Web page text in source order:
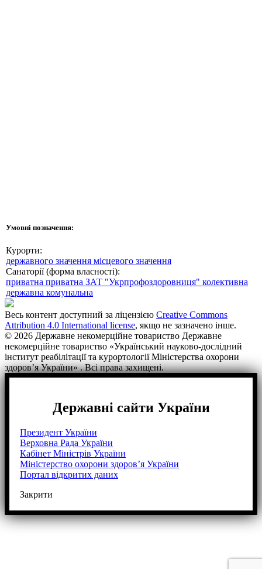
Умовні позначення:
Курорти:
державного значення місцевого значення
Санаторії (форма власності):
приватна приватна ЗАТ "Укрпрофоздоровниця" колективна
державна комунальна
Весь контент доступний за ліцензією Creative Commons
Attribution 4.0 International license, якщо не зазначено інше.
© 2026 Державне некомерційне товариство Державне
некомерційне товариство «Український науково-дослідний
інститут реабілітації та курортології Міністерства охорони
здоров’я України» . Всі права захищені.
Державні сайти України
Президент України
Верховна Рада України
Кабінет Міністрів України
Міністерство охорони здоров’я України
Портал відкритих даних
Закрити